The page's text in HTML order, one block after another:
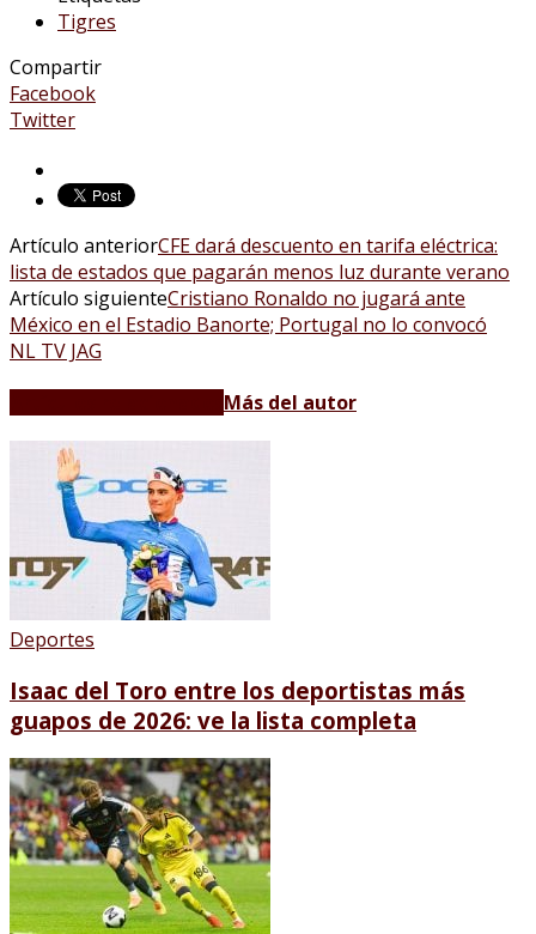
Tigres
Compartir
Facebook
Twitter
Artículo anteriorCFE dará descuento en tarifa eléctrica:
lista de estados que pagarán menos luz durante verano
Artículo siguienteCristiano Ronaldo no jugará ante
México en el Estadio Banorte; Portugal no lo convocó
NL TV JAG
Más del autor
Deportes
Isaac del Toro entre los deportistas más
guapos de 2026: ve la lista completa